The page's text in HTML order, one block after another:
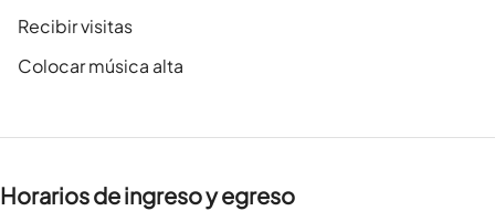
Recibir visitas
Colocar música alta
Horarios de ingreso y egreso